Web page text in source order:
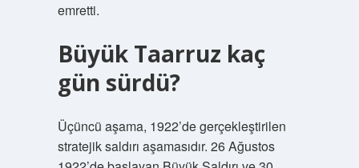
emretti.
Büyük Taarruz kaç
gün sürdü?
Üçüncü aşama, 1922’de gerçekleştirilen
stratejik saldırı aşamasıdır. 26 Ağustos